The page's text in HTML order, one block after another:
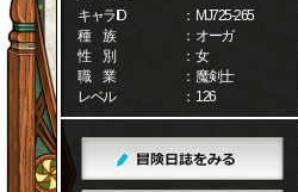
キャラID
： MJ725-265
種 族
： オーガ
性 別
： 女
職 業
： 魔剣士
レベル
： 126